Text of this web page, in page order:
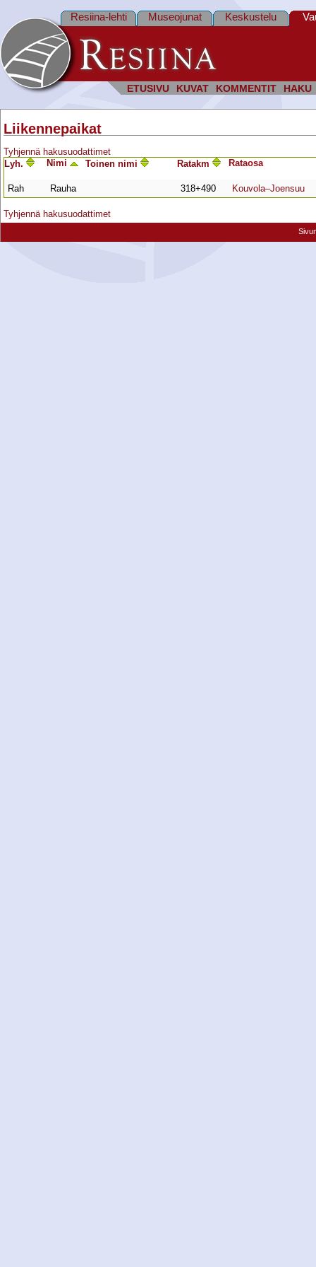
ETUSIVU KUVAT KOMMENTIT HAKU
Resiina-lehti Museojunat Keskustelu
Liikennepaikat
Tyhjennä hakusuodattimet
Lyh.
Nimi Toinen nimi Ratakm Rata­osa
Rah Rauha 318+490 Kouvola–Joensuu
Tyhjennä hakusuodattimet